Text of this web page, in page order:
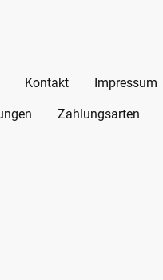
Kontakt Impressum
Zahlungsarten